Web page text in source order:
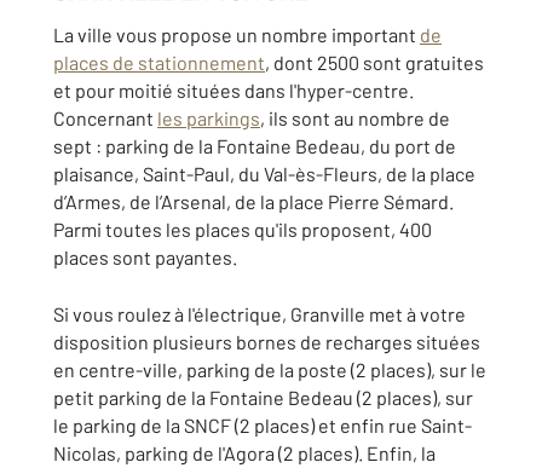
La ville vous propose un nombre important de
places de stationnement, dont 2500 sont gratuites
et pour moitié situées dans l'hyper-centre.
Concernant les parkings, ils sont au nombre de
sept : parking de la Fontaine Bedeau, du port de
plaisance, Saint-Paul, du Val-ès-Fleurs, de la place
d’Armes, de l’Arsenal, de la place Pierre Sémard.
Parmi toutes les places qu'ils proposent, 400
places sont payantes.
Si vous roulez à l'électrique, Granville met à votre
disposition plusieurs bornes de recharges situées
en centre-ville, parking de la poste (2 places), sur le
petit parking de la Fontaine Bedeau (2 places), sur
le parking de la SNCF (2 places) et enfin rue Saint-
Nicolas, parking de l'Agora (2 places). Enfin, la